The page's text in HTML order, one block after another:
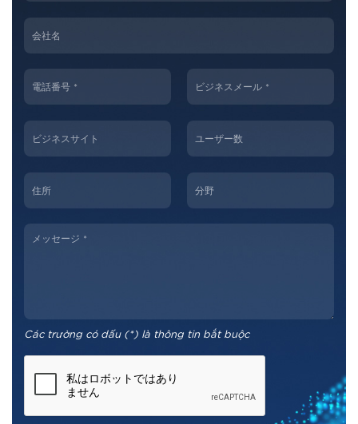
Các trường có dấu (*) là thông tin bắt buộc